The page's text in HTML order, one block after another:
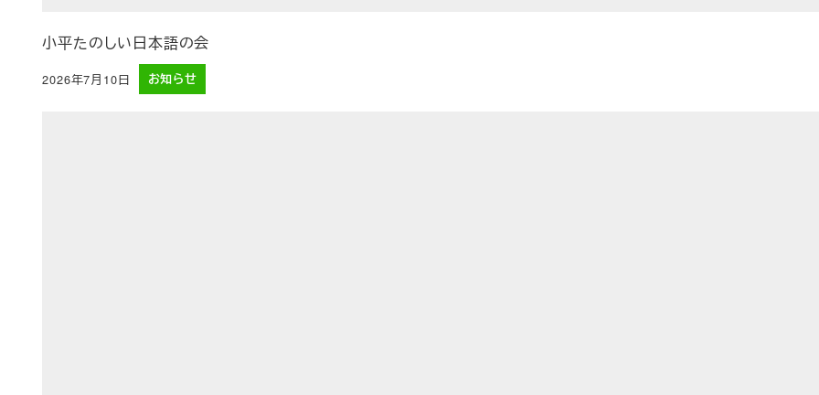
小平たのしい日本語の会
投稿日
2026年7月10日 お知らせ